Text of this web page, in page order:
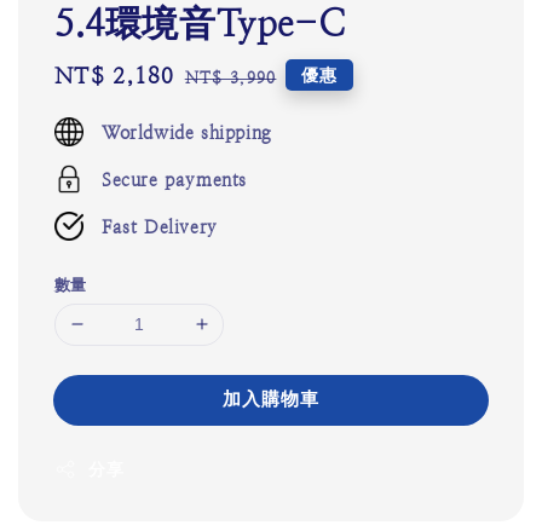
5.4環境音Type-C
Sale
NT$ 2,180 Regular
NT$ 3,990 優惠
Worldwide shipping
Secure payments
Fast Delivery
數量
加入購物車